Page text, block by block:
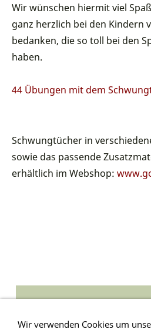
Wir wünschen hiermit viel
ganz herzlich bei den Kindern
bedanken, die so toll bei den
haben.
44 Übungen mit dem
Schwungtücher in
sowie das passende
erhältlich im Webshop:
Wir verwenden Cookies um